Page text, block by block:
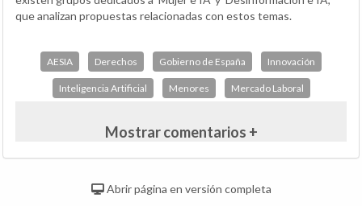
que analizan propuestas relacionadas con estos temas.
AESIA Derechos Gobierno de España Innovación
Inteligencia Artificial Menores Mercado Laboral
Mostrar comentarios +
Abrir página en versión completa